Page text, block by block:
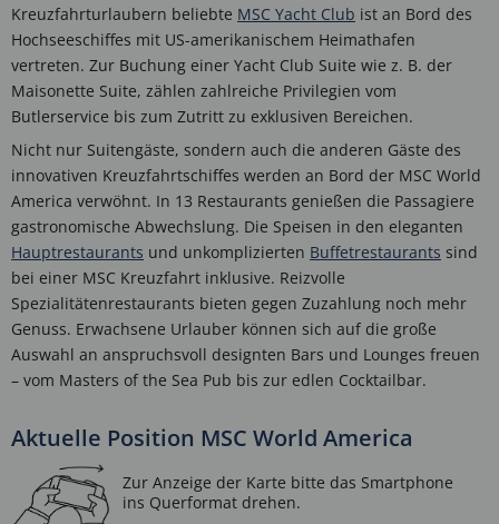
Kreuzfahrturlaubern beliebte MSC Yacht Club ist an Bord des
Hochseeschiffes mit US-amerikanischem Heimathafen
vertreten. Zur Buchung einer Yacht Club Suite wie z. B. der
Maisonette Suite, zählen zahlreiche Privilegien vom
Butlerservice bis zum Zutritt zu exklusiven Bereichen.
Nicht nur Suitengäste, sondern auch die anderen Gäste des
innovativen Kreuzfahrtschiffes werden an Bord der MSC World
America verwöhnt. In 13 Restaurants genießen die Passagiere
gastronomische Abwechslung. Die Speisen in den eleganten
Hauptrestaurants und unkomplizierten Buffetrestaurants sind
bei einer MSC Kreuzfahrt inklusive. Reizvolle
Spezialitätenrestaurants bieten gegen Zuzahlung noch mehr
Genuss. Erwachsene Urlauber können sich auf die große
Auswahl an anspruchsvoll designten Bars und Lounges freuen
– vom Masters of the Sea Pub bis zur edlen Cocktailbar.
Aktuelle Position MSC World America